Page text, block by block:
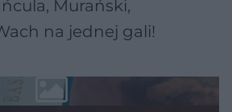
Murański,
na jednej gali!